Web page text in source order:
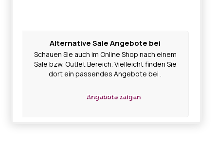
Alternative Sale Angebote bei
Schauen Sie auch im Online Shop nach einem
Sale bzw. Outlet Bereich. Vielleicht finden Sie
dort ein passendes Angebote bei .
Angebote zeigen